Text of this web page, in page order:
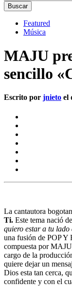
Featured
Música
MAJU
sencillo
Escrito por jnieto el
La cantautora
Ti. Este tema nació
quiero estara tu lado
una fusión de POP Y
compuesta por
cargo de la
quiere dejar un
Dios esta tan cerca,
confidente y con el